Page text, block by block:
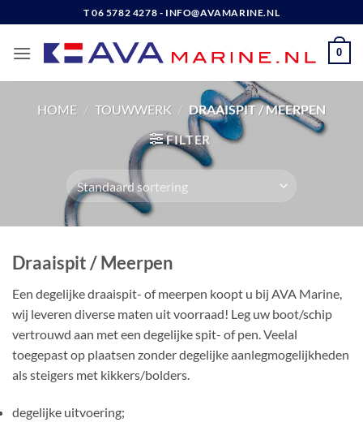
naar
inhoud
T 06 5782 4278 - INFO@AVAMARINE.NL
0
HOME / TOUWWERK / DRAAISPIT / MEERPEN
FILTER
Draaispit / Meerpen
Een degelijke draaispit- of meerpen koopt u bij AVA Marine,
wij leveren diverse maten uit voorraad! Leg uw boot/schip
vertrouwd aan met een degelijke spit- of pen. Veelal
toegepast op plaatsen zonder degelijke aanlegmogelijkheden
als steigers met kikkers/bolders.
degelijke uitvoering;